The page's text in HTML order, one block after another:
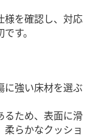
様を確認し、対応
す。
に強い床材を選ぶ
るため、表面に滑
らかなクッショ